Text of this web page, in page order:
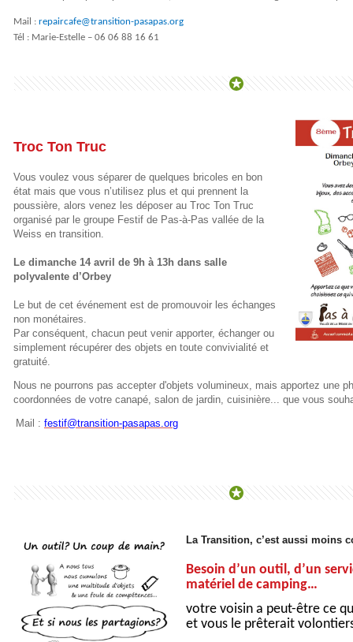
Mail : repaircafe@transition-pasapas.org
Tél : Marie-Estelle – 06 06 88 16 61
Troc Ton Truc
Vous voulez vous séparer de quelques bricoles en bon
état mais que vous n’utilisez plus et qui prennent la
poussière, alors venez les déposer au Troc Ton Truc
organisé par le groupe Festif de Pas-à-Pas vallée de la
Weiss en transition.
Le dimanche 14 avril de 9h à 13h dans salle
polyvalente d’Orbey
Le but de cet événement est de promouvoir les échanges
non monétaires.
Par conséquent, chacun peut venir apporter, échanger ou
simplement récupérer des objets en toute convivialité et
gratuité.
Nous ne pourrons pas accepter d'objets volumineux, mais apportez une
coordonnées de votre canapé, salon de jardin, cuisinière... que vous
Mail : festif@transition-pasapas.org
La Transition, c’est aussi moins
Besoin d’un outil, d’un
matériel de camping…
votre voisin a peut-être ce
et vous le prêterait